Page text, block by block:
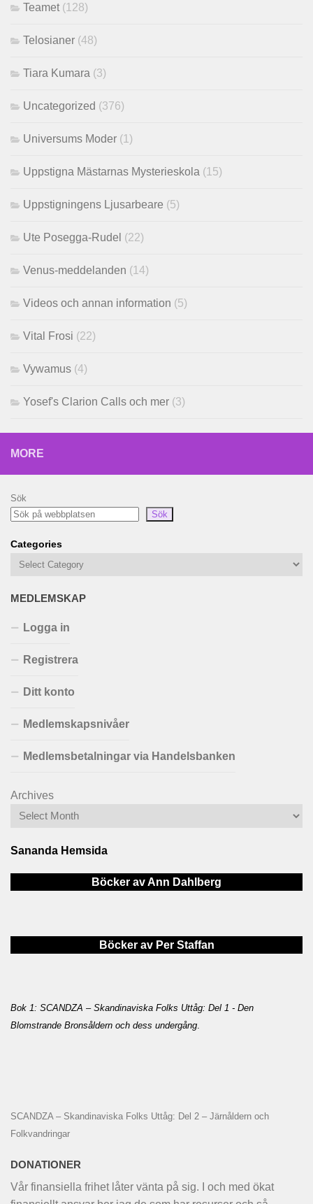
Teamet (128)
Telosianer (48)
Tiara Kumara (3)
Uncategorized (376)
Universums Moder (1)
Uppstigna Mästarnas Mysterieskola (15)
Uppstigningens Ljusarbeare (5)
Ute Posegga-Rudel (22)
Venus-meddelanden (14)
Videos och annan information (5)
Vital Frosi (22)
Vywamus (4)
Yosef's Clarion Calls och mer (3)
MORE
Sök
Sök
Categories
MEDLEMSKAP
Logga in
Registrera
Ditt konto
Medlemskapsnivåer
Medlemsbetalningar via Handelsbanken
Archives
Sananda Hemsida
Böcker av Ann Dahlberg
Böcker av Per Staffan
Bok 1: SCANDZA – Skandinaviska Folks Uttåg: Del 1 - Den
Blomstrande Bronsåldern och dess undergång
SCANDZA – Skandinaviska Folks Uttåg: Del 2 – Järnåldern och
Folkvandringar
DONATIONER
Vår finansiella frihet låter vänta på sig. I och med ökat